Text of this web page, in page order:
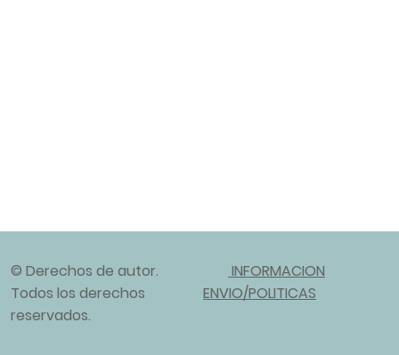
© Derechos de autor.
Todos los derechos
reservados.
INFORMACION
ENVIO/POLITICAS